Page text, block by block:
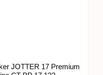
JOTTER 17 Premium